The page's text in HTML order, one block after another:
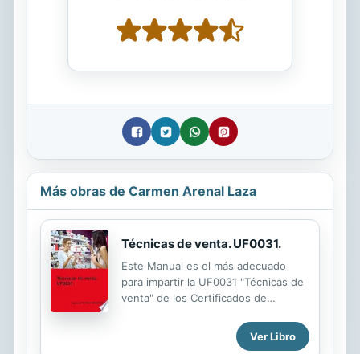
Más obras de Carmen Arenal Laza
Técnicas de venta. UF0031.
Este Manual es el más adecuado
para impartir la UF0031 "Técnicas de
venta" de los Certificados de
con los contenidos del Real Decreto.
Puede solicitar gratuitamente las
Ver Libro